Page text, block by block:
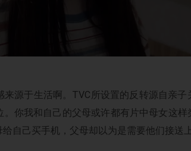
源于生活啊。TVC所设置的反转源自亲
你我和自己的父母或许都有片中母女这
给自己买手机，父母却以为是需要他们接送